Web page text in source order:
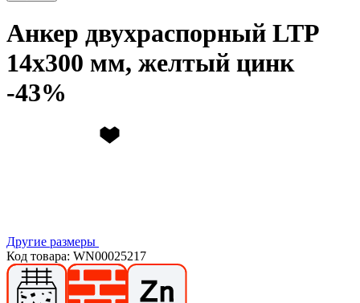
Анкер двухраспорный LTP
14х300 мм, желтый цинк
Другие размеры
Код товара: WN00025217